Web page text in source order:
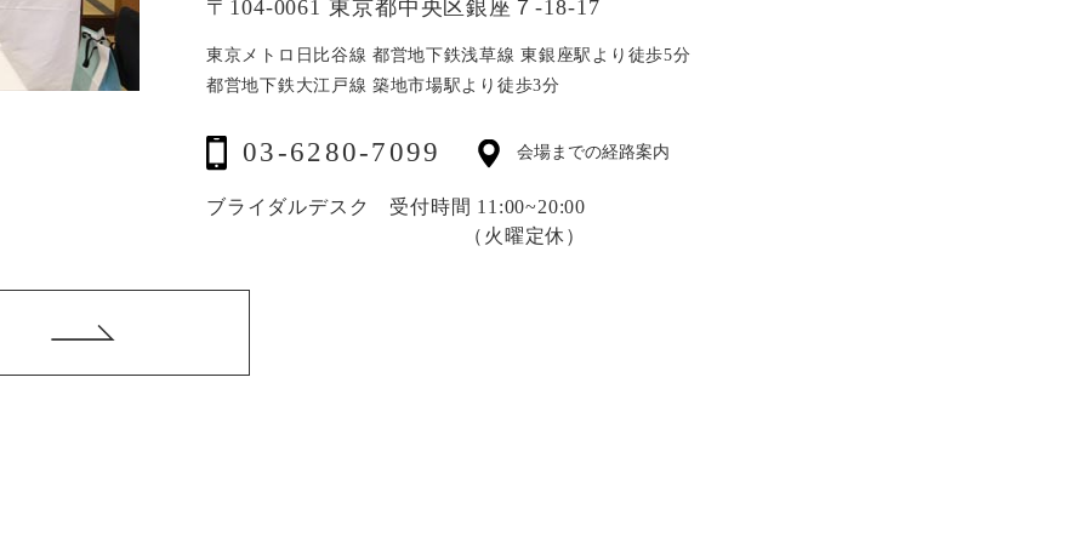
〒104-0061 東京都中央区銀座７-18-17
東京メトロ日比谷線 都営地下鉄浅草線東銀座駅より徒歩5分
都営地下鉄大江戸線 築地市場駅より徒歩3分
会場までの経路案内
03-6280-7099
ブライダルデスク 受付時間 11:00~20:00
（火曜定休）